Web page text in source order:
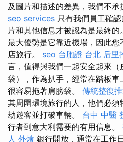
及圖片和描述的差異，我們不承
seo services 只有我們員工確
片和其他信息才被認為是最終
最大優勢是它靠近機場，因此
店旅行。 seo 台胞證 台北 后里
言，值得與我們一起安全起來
袋），作為扒手，經常在踏板車
很容易拖著肩膀袋。 傳統整復
其周圍環境旅行的人，他們必
劫遊客並打破車輛。 台中 中醫
行者到意大利需要的有用信息。
人 外燴 銀行開放，通常在工作